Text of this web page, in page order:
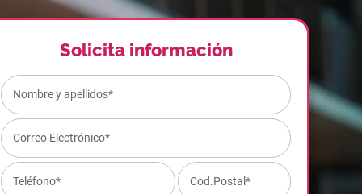
Solicita información